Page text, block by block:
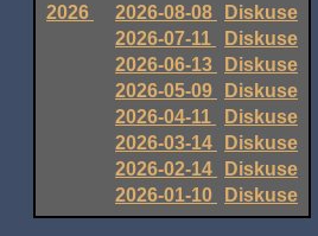
2026
2026-08-08
Diskuse
2026-07-11
Diskuse
2026-06-13
Diskuse
2026-05-09
Diskuse
2026-04-11
Diskuse
2026-03-14
Diskuse
2026-02-14
Diskuse
2026-01-10
Diskuse